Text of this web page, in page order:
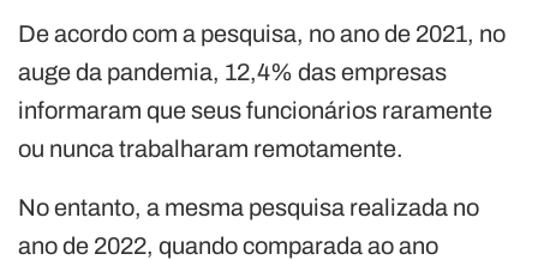
De acordo com a pesquisa, no ano de 2021, no
auge da pandemia, 12,4% das empresas
informaram que seus funcionários raramente
ou nunca trabalharam remotamente.
No entanto, a mesma pesquisa realizada no
ano de 2022, quando comparada ao ano